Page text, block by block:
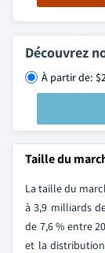
Découvrez
À partir de:
Taille du
La taille du
à 3,9 milliards
de 7,6 % entre
et la